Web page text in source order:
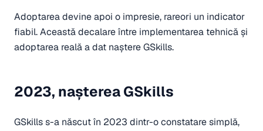
Adoptarea devine apoi o impresie, rareori un indicator
fiabil. Această decalare între implementarea tehnică și
adoptarea reală a dat naștere GSkills.
2023, nașterea GSkills
GSkills s-a născut în 2023 dintr-o constatare simplă,